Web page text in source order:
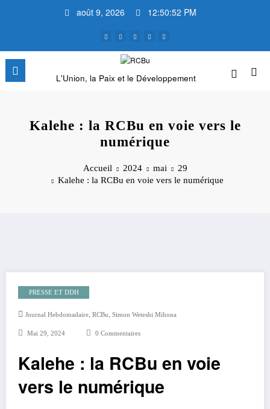
août 9, 2026 12:50:52 PM
L'Union, la Paix et le Développement
Kalehe : la RCBu en voie vers le
numérique
Accueil 2024 mai
29
Kalehe : la RCBu en voie vers le numérique
PRESSE ET DDH
Journal Hebdomadaire, RCBu, Simon Weteshi Mihona
Mai 29, 2024 0 Commentaires
Kalehe : la RCBu en voie
vers le numérique